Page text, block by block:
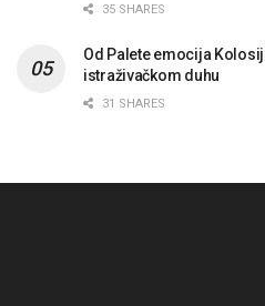
35 SHARES
Od Palete emocija
istraživačkom duhu
31 SHARES